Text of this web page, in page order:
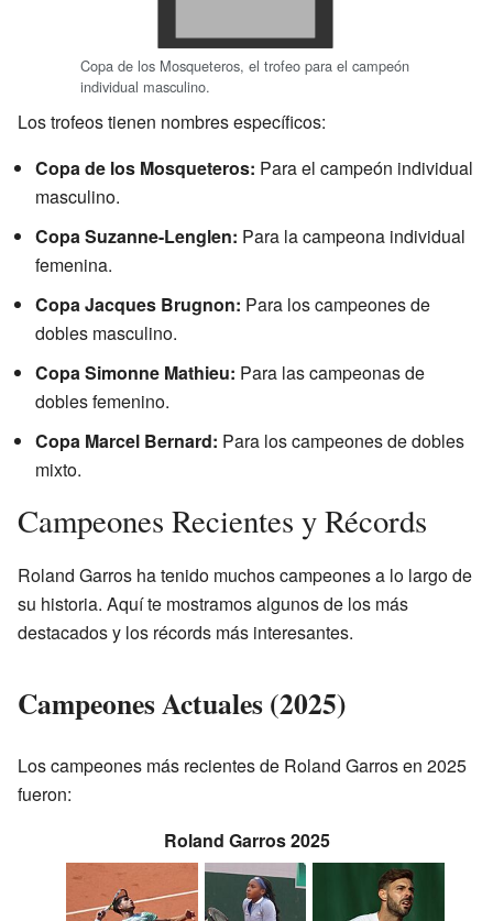
Copa de los Mosqueteros, el trofeo para el campeón
individual masculino.
Los trofeos tienen nombres específicos:
Copa de los Mosqueteros: Para el campeón individual
masculino.
Copa Suzanne-Lenglen: Para la campeona individual
femenina.
Copa Jacques Brugnon: Para los campeones de
dobles masculino.
Copa Simonne Mathieu: Para las campeonas de
dobles femenino.
Copa Marcel Bernard: Para los campeones de dobles
mixto.
Campeones Recientes y Récords
Roland Garros ha tenido muchos campeones a lo largo de
su historia. Aquí te mostramos algunos de los más
destacados y los récords más interesantes.
Campeones Actuales (2025)
Los campeones más recientes de Roland Garros en 2025
fueron:
Roland Garros 2025